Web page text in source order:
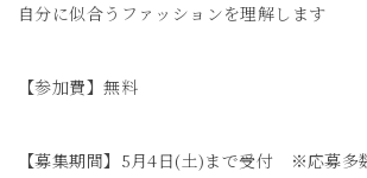
自分に似合うファッションを理解します
【参加費】無料
【募集期間】5月4日(土)まで受付 ※応募多